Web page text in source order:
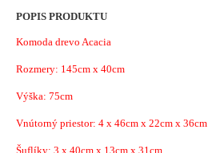
POPIS PRODUKTU
Komoda drevo Acacia
Rozmery: 145cm x 40cm
Výška: 75cm
Vnútorný priestor: 4 x 46cm x 22cm x 36cm
Šuflíky: 3 x 40cm x 13cm x 31cm